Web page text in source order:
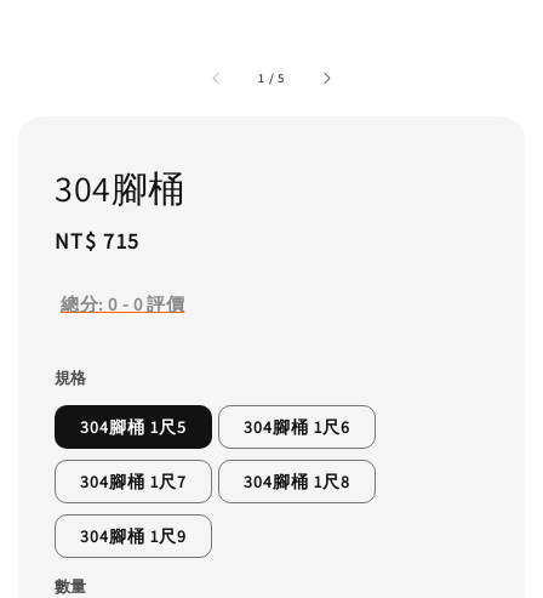
1 /5
304腳桶
Regular
NT$ 715
總分:0 - 0評價
規格
304腳桶 1尺5 304腳桶 1尺6
304腳桶 1尺7 304腳桶 1尺8
304腳桶 1尺9
數量